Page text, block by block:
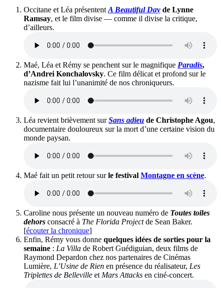
Occitane et Léa présentent A Beautiful Day de Lynne
Ramsay, et le film divise — comme il divise la critique,
d’ailleurs.
Maé, Léa et Rémy se penchent sur le magnifique Paradis,
d’Andrei Konchalovsky. Ce film délicat et profond sur le
nazisme fait lui l’unanimité de nos chroniqueurs.
Léa revient brièvement surSans adieu de Christophe Agou,
documentaire douloureux sur la mort d’une certaine vision du
monde paysan.
Maé fait un petit retour surle festival Montagne en scène.
Caroline nous présente un nouveau numéro de Toutes toiles
dehors consacré à The Florida Projectde Sean Baker.
[écouter la chronique]
Enfin, Rémy vous donne quelques idées de sorties pour la
semaine : La Villa de Robert Guédiguian, deux films de
Raymond Depardon chez nos partenaires de Cinémas
Lumière, L’Usine de Rien en présence du réalisateur, Les
Triplettes de Belleville et Mars Attacks en ciné-concert.